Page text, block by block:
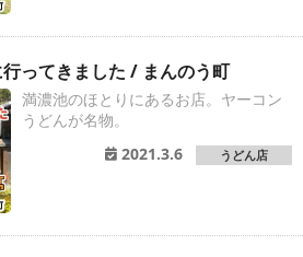
ってきました / まんのう町
満濃池のほとりにあるお店。ヤーコン
うどんが名物。
2021.3.6
うどん店